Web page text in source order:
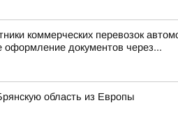
коммерческих перевозок
оформление документов через...
область из Европы